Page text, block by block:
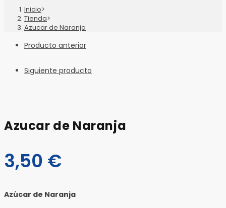
Inicio>
Tienda>
Azucar de Naranja
Producto anterior
Siguiente producto
Azucar de Naranja
3,50 €
Azúcar de Naranja